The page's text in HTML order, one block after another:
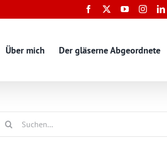
Facebook YouTube
Über mich Der gläserne Abgeordnete
nach: